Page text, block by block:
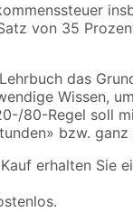
von 35
das
Wissen,
80-Regel soll
bzw.
erhalten Sie